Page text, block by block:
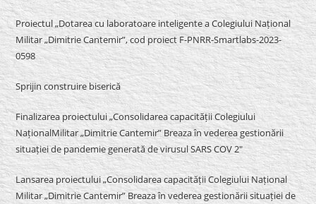
Proiectul „Dotarea cu laboratoare inteligente a Colegiului Național
Militar „Dimitrie Cantemir”, cod proiect F-PNRR-Smartlabs-2023-
0598
Sprijin construire biserică
Finalizarea proiectului „Consolidarea capacității Colegiului
NaționalMilitar „Dimitrie Cantemir” Breaza în vederea gestionării
situației de pandemie generată de virusul SARS COV 2″
Lansarea proiectului „Consolidarea capacității Colegiului Național
Militar „Dimitrie Cantemir” Breaza în vederea gestionării situației de